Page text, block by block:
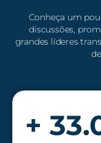
Conheça um
discussões,
grandes líderes
+